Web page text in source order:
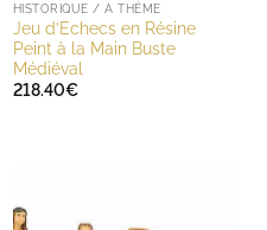
HISTORIQUE / A THÈME
Jeu d’Echecs en Résine
Peint à la Main Buste
Médiéval
218.40€